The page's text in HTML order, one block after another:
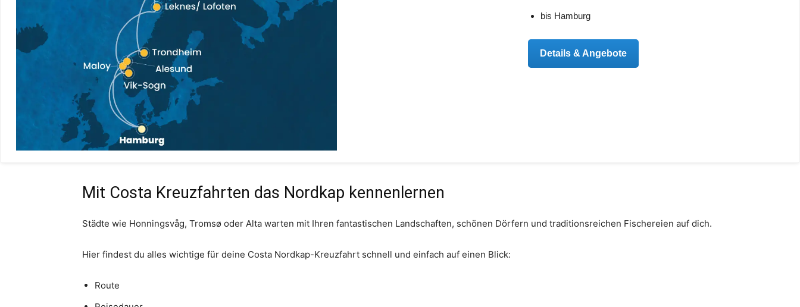
bis Hamburg
Details & Angebote
Mit Costa Kreuzfahrten das Nordkap kennenlernen
Städte wie Honningsvåg, Tromsø oder Alta warten mit Ihren fantastischen Landschaften, schönen Dörfern und traditionsreichen Fischereien auf dich.
Hier findest du alles wichtige für deine Costa Nordkap-Kreuzfahrt schnell und einfach auf einen Blick:
Route